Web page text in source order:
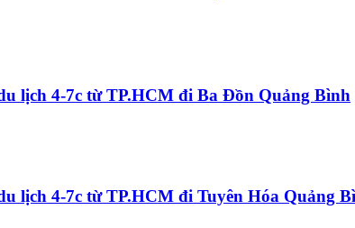
lịch 4-7c từ TP.HCM đi Ba Đồn Quảng Bình
lịch 4-7c từ TP.HCM đi Tuyên Hóa Quảng